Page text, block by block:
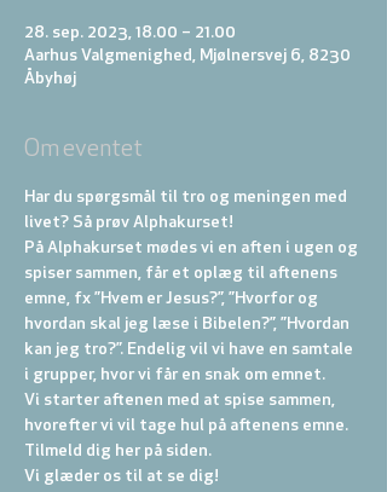
28. sep. 2023, 18.00 – 21.00
Aarhus Valgmenighed, Mjølnersvej 6, 8230
Åbyhøj
Om eventet
Har du spørgsmål til tro og meningen med
livet? Så prøv Alphakurset!
På Alphakurset mødes vi en aften i ugen og
spiser sammen, får et oplæg til aftenens
emne, fx ”Hvem er Jesus?”, ”Hvorfor og
hvordan skal jeg læse i Bibelen?”, ”Hvordan
kan jeg tro?”. Endelig vil vi have en samtale
i grupper, hvor vi får en snak om emnet.
Vi starter aftenen med at spise sammen,
hvorefter vi vil tage hul på aftenens emne.
Tilmeld dig her på siden.
Vi glæder os til at se dig!